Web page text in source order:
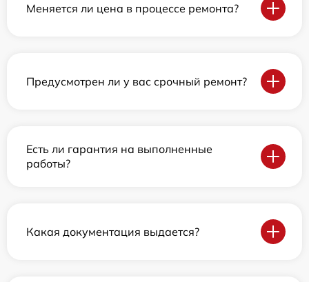
Меняется ли цена в процессе ремонта?
Предусмотрен ли у вас срочный ремонт?
Есть ли гарантия на выполненные
работы?
Какая документация выдается?